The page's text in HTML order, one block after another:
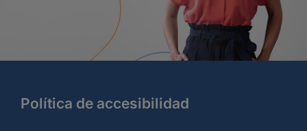
Política de accesibilidad